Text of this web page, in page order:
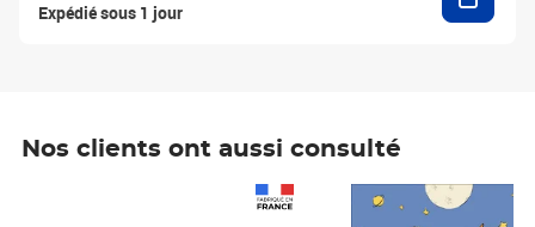
Expédié sous 1 jour
Nos clients ont aussi consulté
Prix 7,50€